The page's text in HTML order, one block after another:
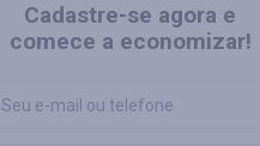
Cadastre-se agora e
comece a economizar!